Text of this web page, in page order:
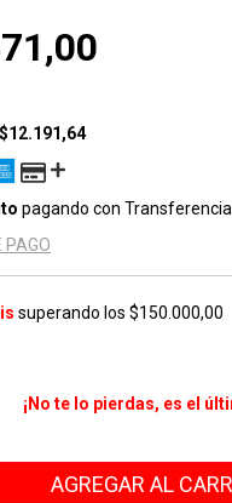
$12.191,64
pagando con Transferencia
PAGO
superando los$150.000,00
¡No te lo pierdas, es el